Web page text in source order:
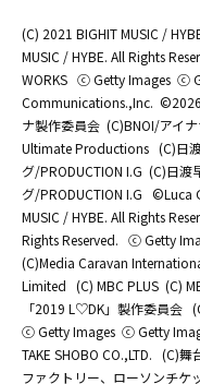
(C) 2021 BIGHIT MUSIC /
MUSIC / HYBE. All Rights
WORKS ⓒ Getty Images ⓒ
Communications.,Inc.
ナ製作委員会 (C)BNOI/アイ
Ultimate Productions (C)日
グ/PRODUCTION I.G (C)日渡
グ/PRODUCTION I.G ©Luca
MUSIC / HYBE. All Rights
Rights Reserved. ⓒ Getty
(C)Media Caravan
Limited (C) MBC PLUS (C)
「2019 L♡DK」製作委員会
ⓒ Getty Images ⓒ Getty
TAKE SHOBO CO.,LTD. (C)舞
ファクトリー、ローソンチケ